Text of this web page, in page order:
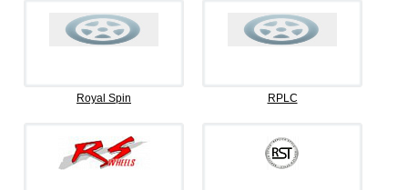
Royal Spin RPLC